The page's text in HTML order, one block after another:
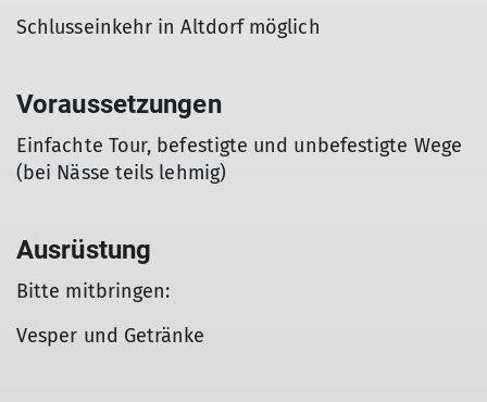
Schlusseinkehr in Altdorf möglich
Voraussetzungen
Einfachte Tour, befestigte und unbefestigte Wege
(bei Nässe teils lehmig)
Ausrüstung
Bitte mitbringen:
Vesper und Getränke